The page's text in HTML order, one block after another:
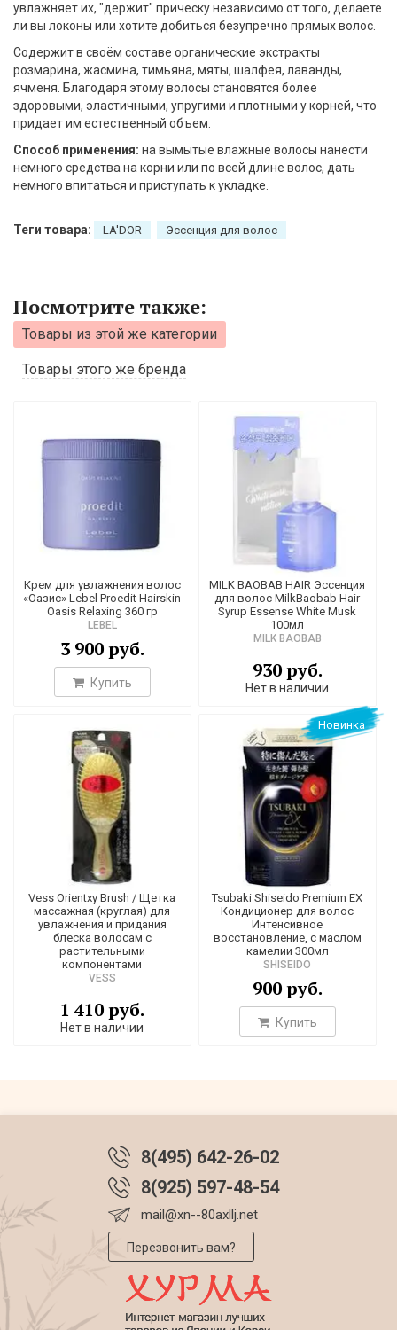
увлажняет их, "держит" прическу независимо от того, делаете
ли вы локоны или хотите добиться безупречно прямых волос.
Содержит в своём составе органические экстракты
розмарина, жасмина, тимьяна, мяты, шалфея, лаванды,
ячменя. Благодаря этому волосы становятся более
здоровыми, эластичными, упругими и плотными у корней, что
придает им естественный объем.
Способ применения: на вымытые влажные волосы нанести
немного средства на корни или по всей длине волос, дать
немного впитаться и приступать к укладке.
Теги товара: LA'DOR Эссенция для волос
Посмотрите также:
Товары из этой же категории
Товары этого же бренда
Крем для увлажнения волос
«Оазис» Lebel Proedit Hairskin
Oasis Relaxing 360 гр
LEBEL
3 900 руб.
Купить
MILK BAOBAB HAIR Эссенция
для волос MilkBaobab Hair
Syrup Essense White Musk
100мл
MILK BAOBAB
930 руб.
Нет в наличии
Vess Orientxy Brush / Щетка
массажная (круглая) для
увлажнения и придания
блеска волосам с
растительными
компонентами
VESS
1 410 руб.
Нет в наличии
Новинка
Tsubaki Shiseido Premium EX
Кондиционер для волос
Интенсивное
восстановление, с маслом
камелии 300мл
SHISEIDO
900 руб.
Купить
8(495) 642-26-02
8(925) 597-48-54
mail@xn--80axllj.net
Перезвонить вам?